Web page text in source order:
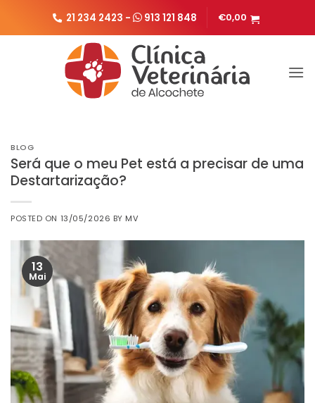
21 234 2423 - 913 121 848 €0,00
BLOG
Será que o meu Pet está a precisar de uma
Destartarização?
POSTED ON 13/05/2026 BY MV
13
Mai